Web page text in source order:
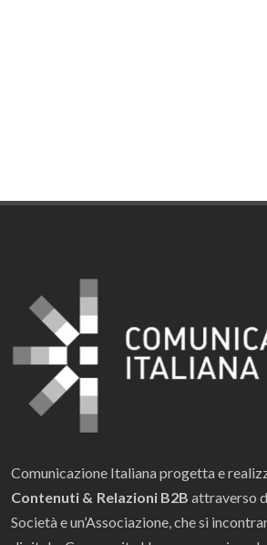
Comunicazione Italiana progetta e
Contenuti & Relazioni B2B attraverso
Società e un’Associazione, che si